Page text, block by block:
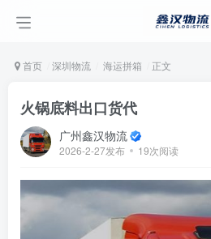
首页 深圳物流 海运拼箱 正文
火锅底料出口货代
广州鑫汉物流
2026-2-27发布 19次阅读